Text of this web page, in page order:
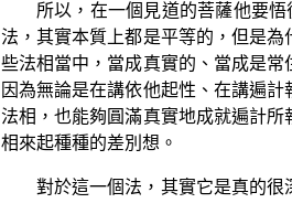
所以，在一個見道的菩薩他要
法，其實本質上都是平等的，但是
些法相當中，當成真實的、當成是
因為無論是在講依他起性、在講遍
法相，也能夠圓滿真實地成就遍計
相來起種種的差別想。
對於這一個法，其實它是真的